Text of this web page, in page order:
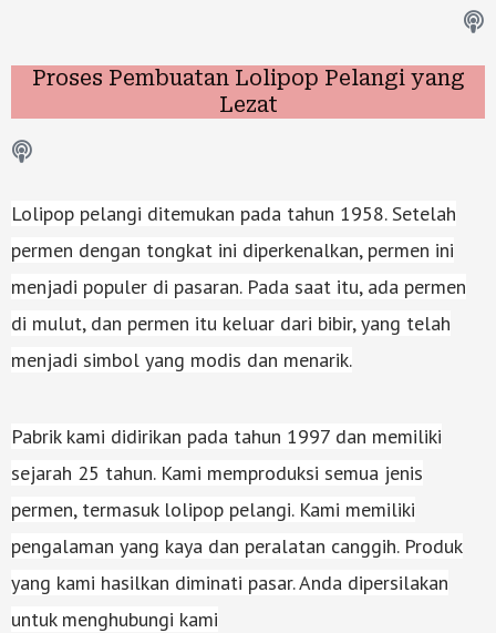
Proses Pembuatan Lolipop Pelangi yang
Lezat
Lolipop pelangi ditemukan pada tahun 1958. Setelah
permen dengan tongkat ini diperkenalkan, permen ini
menjadi populer di pasaran. Pada saat itu, ada permen
di mulut, dan permen itu keluar dari bibir, yang telah
menjadi simbol yang modis dan menarik.
Pabrik kami didirikan pada tahun 1997 dan memiliki
sejarah 25 tahun. Kami memproduksi semua jenis
permen, termasuk lolipop pelangi. Kami memiliki
pengalaman yang kaya dan peralatan canggih. Produk
yang kami hasilkan diminati pasar. Anda dipersilakan
untuk menghubungi kami